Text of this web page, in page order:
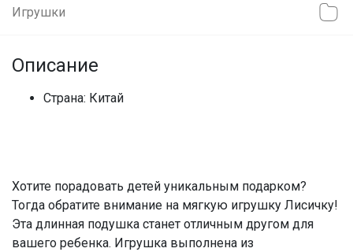
Игрушки
Описание
Страна: Китай
Хотите порадовать детей уникальным подарком?
Тогда обратите внимание на мягкую игрушку Лисичку!
Эта длинная подушка станет отличным другом для
вашего ребенка. Игрушка выполнена из